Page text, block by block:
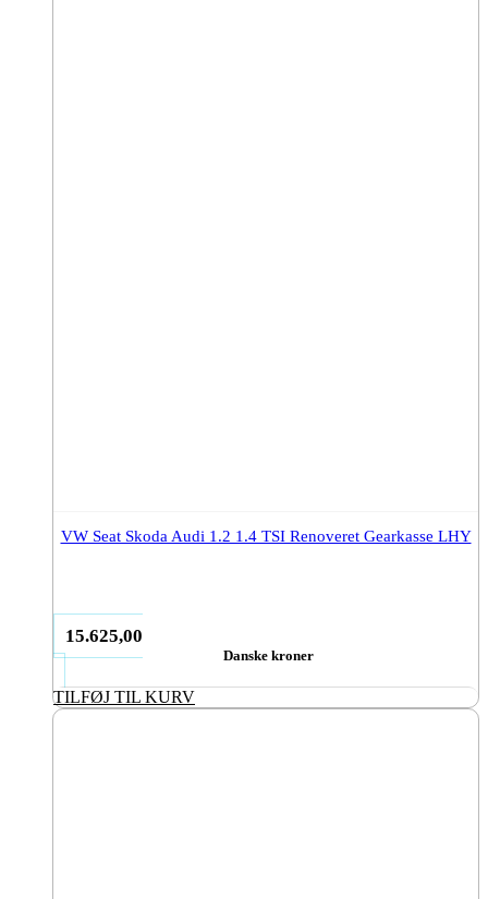
VW Seat Skoda Audi 1.2 1.4 TSI Renoveret Gearkasse LHY
15.625,00
Danske kroner
TILFØJ TIL KURV